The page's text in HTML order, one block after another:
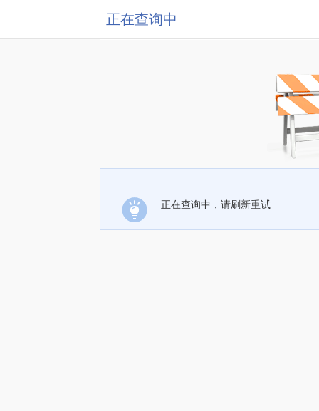
正在查询中
正在查询中，请刷新重试